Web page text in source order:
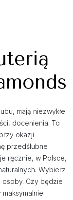
mają niezwykłe
docenienia. To
okazji
przedślubne
ręcznie, w Polsce,
Wybierz
osoby. Czy będzie